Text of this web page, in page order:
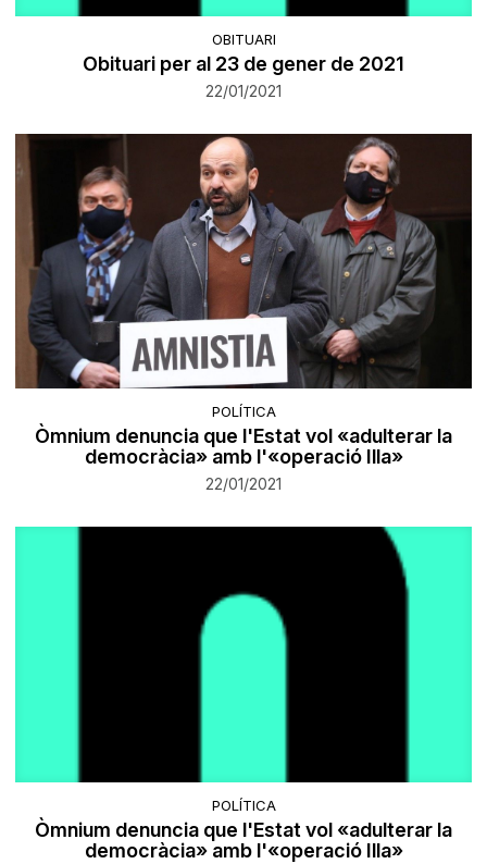
OBITUARI
Obituari per al 23 de gener de 2021
22/01/2021
POLÍTICA
Òmnium denuncia que l'Estat vol «adulterar la
democràcia» amb l'«operació Illa»
22/01/2021
POLÍTICA
Òmnium denuncia que l'Estat vol «adulterar la
democràcia» amb l'«operació Illa»